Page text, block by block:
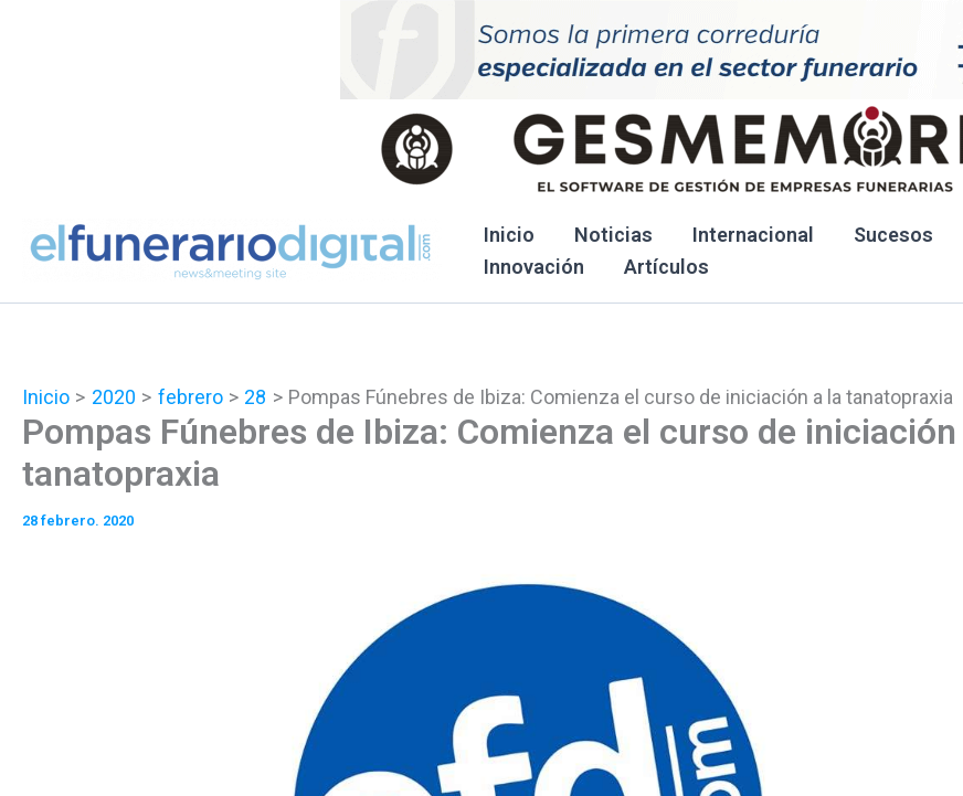
Inicio Noticias Internacional Sucesos
Innovación
Artículos
Inicio 2020 febrero 28 Pompas Fúnebres de Ibiza: Comienza el curso de iniciación a la tanatopraxia
Pompas Fúnebres de Ibiza: Comienza el curso de iniciación
tanatopraxia
28 febrero. 2020